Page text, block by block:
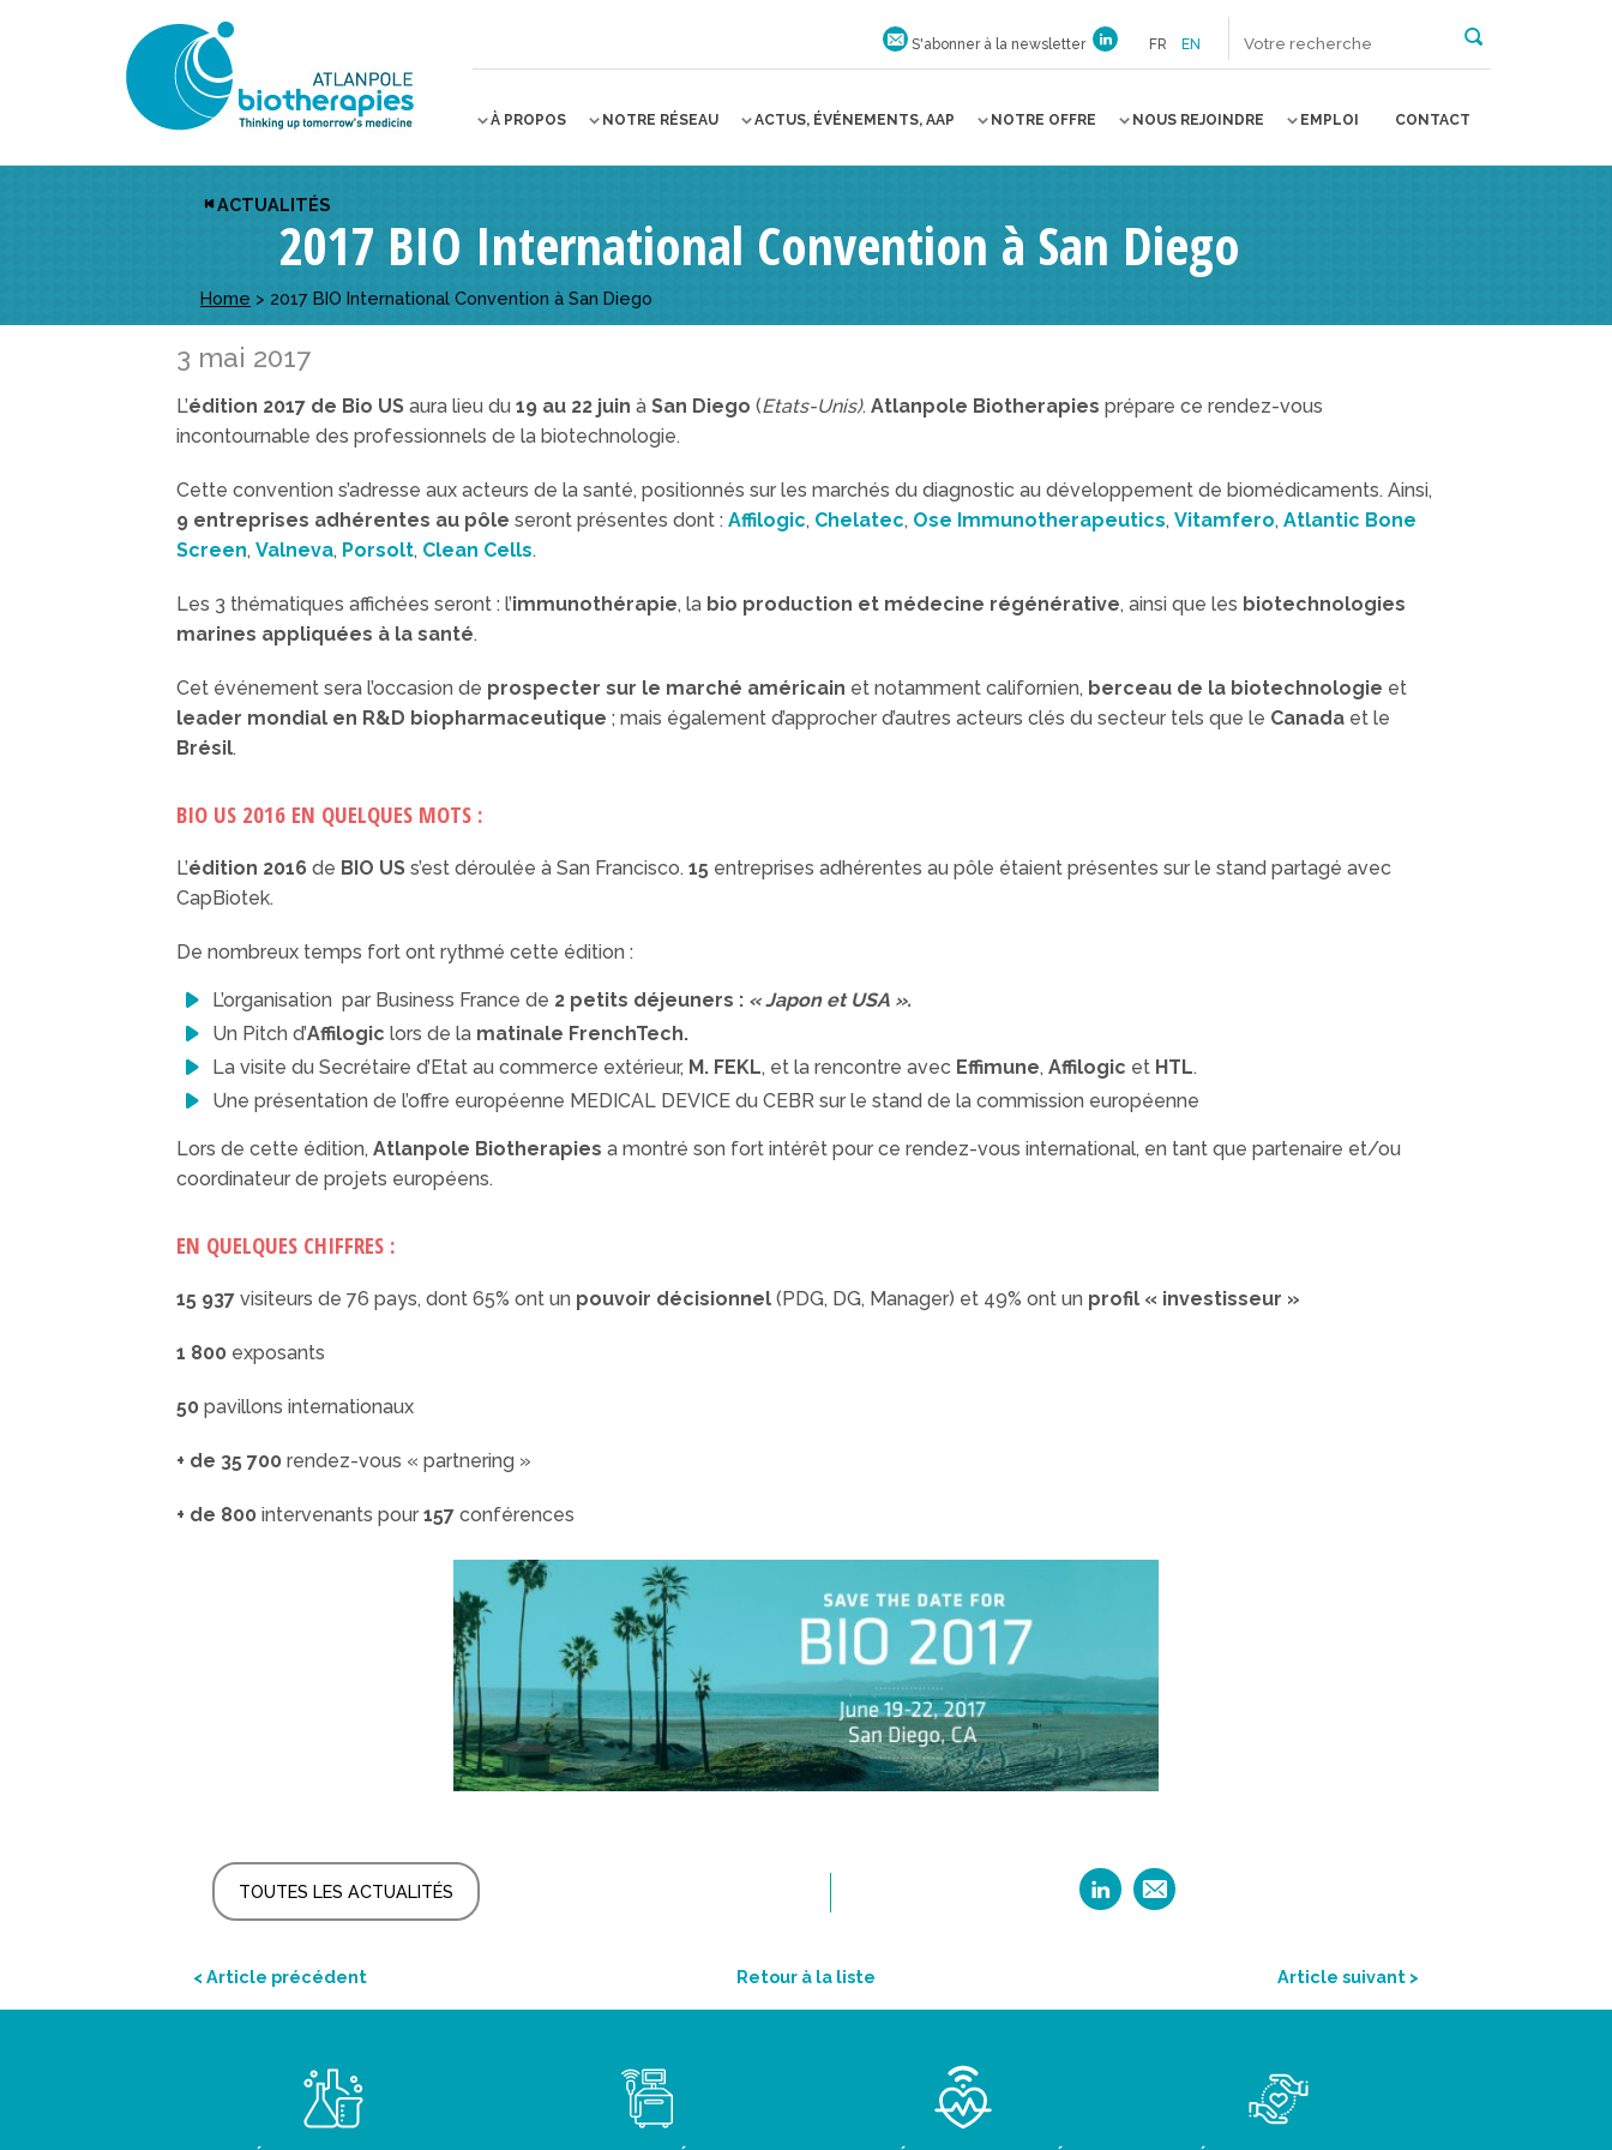
S'abonner à la newsletter FR EN
À PROPOS NOTRE RÉSEAU ACTUS, ÉVÉNEMENTS, AAP NOTRE OFFRE NOUS REJOINDRE EMPLOI CONTACT
ACTUALITÉS
2017 BIO International Convention à San Diego
Home > 2017 BIO International Convention à San Diego
3 mai 2017
L’édition 2017 de Bio US aura lieu du 19 au 22 juin à San Diego (Etats-Unis). Atlanpole Biotherapies prépare ce rendez-vous
incontournable des professionnels de la biotechnologie.
Cette convention s’adresse aux acteurs de la santé, positionnés sur les marchés du diagnostic au développement de biomédicaments. Ainsi,
9 entreprises adhérentes au pôle seront présentes dont : Affilogic, Chelatec, Ose Immunotherapeutics, Vitamfero, Atlantic Bone
Screen, Valneva, Porsolt, Clean Cells.
Les 3 thématiques affichées seront : l’immunothérapie, la bio production et médecine régénérative, ainsi que les biotechnologies
marines appliquées à la santé.
Cet événement sera l’occasion de prospecter sur le marché américain et notamment californien, berceau de la biotechnologie et
leader mondial en R&D biopharmaceutique ; mais également d’approcher d’autres acteurs clés du secteur tels que le Canada et le
Brésil.
BIO US 2016 EN QUELQUES MOTS :
L’édition 2016 de BIO US s’est déroulée à San Francisco. 15 entreprises adhérentes au pôle étaient présentes sur le stand partagé avec
CapBiotek.
De nombreux temps fort ont rythmé cette édition :
L’organisation par Business France de 2 petits déjeuners : « Japon et USA ».
Un Pitch d’Affilogic lors de la matinale FrenchTech.
La visite du Secrétaire d’Etat au commerce extérieur, M. FEKL, et la rencontre avec Effimune, Affilogic et HTL.
Une présentation de l’offre européenne MEDICAL DEVICE du CEBR sur le stand de la commission européenne
Lors de cette édition, Atlanpole Biotherapies a montré son fort intérêt pour ce rendez-vous international, en tant que partenaire et/ou
coordinateur de projets européens.
EN QUELQUES CHIFFRES :
15 937 visiteurs de 76 pays, dont 65% ont un pouvoir décisionnel (PDG, DG, Manager) et 49% ont un profil « investisseur »
1 800 exposants
50 pavillons internationaux
+ de 35 700 rendez-vous « partnering »
+ de 800 intervenants pour 157 conférences
TOUTES LES ACTUALITÉS
< Article précédent Retour à la liste Article suivant >